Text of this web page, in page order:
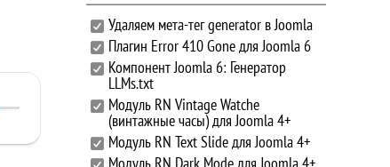
Удаляем мета-тег generator в Joomla
Плагин Error 410 Gone для Joomla 6
Компонент Joomla 6: Генератор
LLMs.txt
Модуль RN Vintage Watche
(винтажные часы) для Joomla 4+
Модуль RN Text Slide для Joomla 4+